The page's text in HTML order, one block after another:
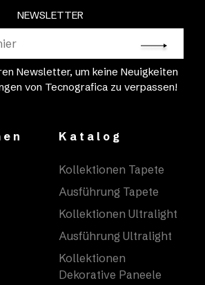
NEWSLETTER
Newsletter, um keine Neuigkeiten
von Tecnografica zu verpassen!
Katalog
Kollektionen Tapete
Ausführung Tapete
Kollektionen Ultralight
Ausführung Ultralight
Kollektionen
Dekorative Paneele